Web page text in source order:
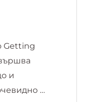
Getting
и
…